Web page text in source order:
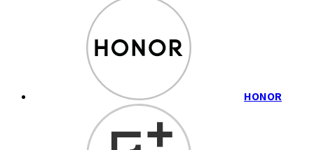
HONOR